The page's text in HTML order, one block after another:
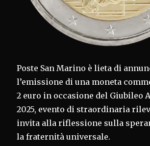
Poste San Marino è lieta di
l’emissione di una moneta
2 euro in occasione del Giubileo
2025, evento di straordinaria
invita alla riflessione sulla
la fraternità universale.